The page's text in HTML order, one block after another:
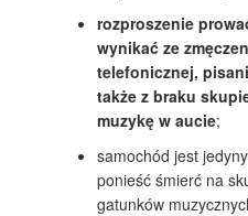
rozproszenie
wynikać ze
telefonicznej,
także z braku
muzykę w aucie;
samochód jest
ponieść śmierć na
gatunków